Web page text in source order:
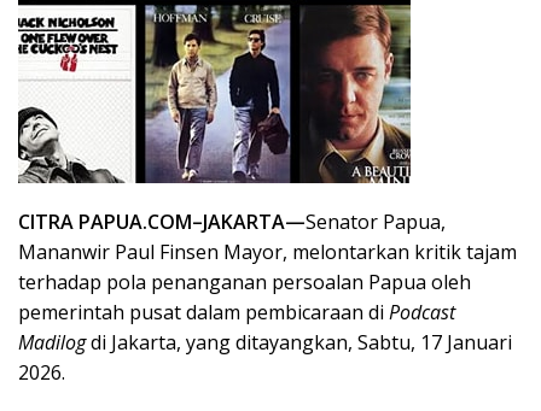
CITRA PAPUA.COM–JAKARTA—Senator Papua,
Mananwir Paul Finsen Mayor, melontarkan kritik tajam
terhadap pola penanganan persoalan Papua oleh
pemerintah pusat dalam pembicaraan di Podcast
Madilogdi Jakarta, yang ditayangkan, Sabtu, 17 Januari
2026.